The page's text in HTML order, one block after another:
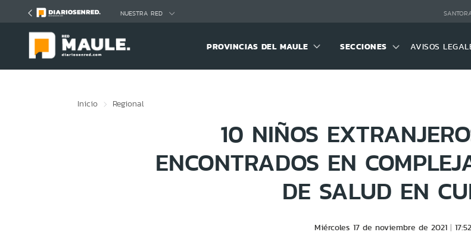
NUESTRA RED
PROVINCIAS DEL MAULE SECCIONES AVISOS
Inicio Regional
10 NIÑOS
ENCONTRADOS EN
DE SALUD EN
Miércoles 17 de noviembre de 2021